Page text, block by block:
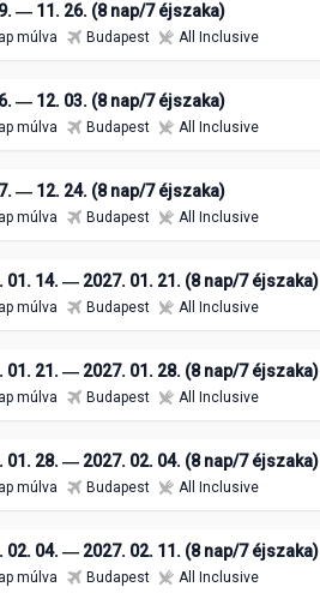
― 11. 26. (8 nap/7 éjszaka)
múlva Budapest All Inclusive
― 12. 03. (8 nap/7 éjszaka)
múlva Budapest All Inclusive
― 12. 24. (8 nap/7 éjszaka)
múlva Budapest All Inclusive
01. 14. ― 2027. 01. 21. (8 nap/7 éjszaka)
múlva Budapest All Inclusive
01. 21. ― 2027. 01. 28. (8 nap/7 éjszaka)
múlva Budapest All Inclusive
01. 28. ― 2027. 02. 04. (8 nap/7 éjszaka)
múlva Budapest All Inclusive
02. 04. ― 2027. 02. 11. (8 nap/7 éjszaka)
múlva Budapest All Inclusive